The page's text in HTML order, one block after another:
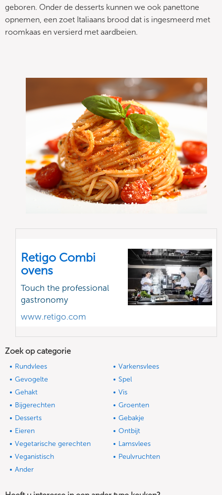
geboren. Onder de desserts kunnen we ook panettone
opnemen, een zoet Italiaans brood dat is ingesmeerd met
roomkaas en versierd met aardbeien.
Retigo Combi
ovens
Touch the professional
gastronomy
www.retigo.com
Zoek op categorie
Rundvlees
Varkensvlees
Gevogelte
Spel
Gehakt
Vis
Bijgerechten
Groenten
Desserts
Gebakje
Eieren
Ontbijt
Vegetarische gerechten
Lamsvlees
Veganistisch
Peulvruchten
Ander